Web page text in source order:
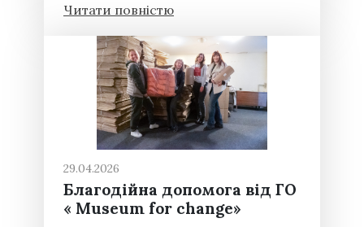
Читати повністю
29.04.2026
Благодійна допомога від ГО
« Museum for change»